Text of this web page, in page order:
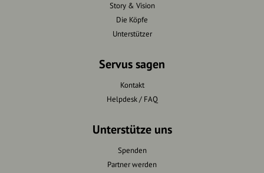
Story & Vision
Die Köpfe
Unterstützer
Servus sagen
Kontakt
Helpdesk / FAQ
Unterstütze uns
Spenden
Partner werden